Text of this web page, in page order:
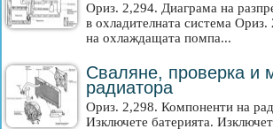
Ориз. 2,294. Диаграма на
в охладителната система
на охлаждащата помпа...
Сваляне, проверка и
радиатора
Ориз. 2,298. Компоненти на
Изключете батерията.